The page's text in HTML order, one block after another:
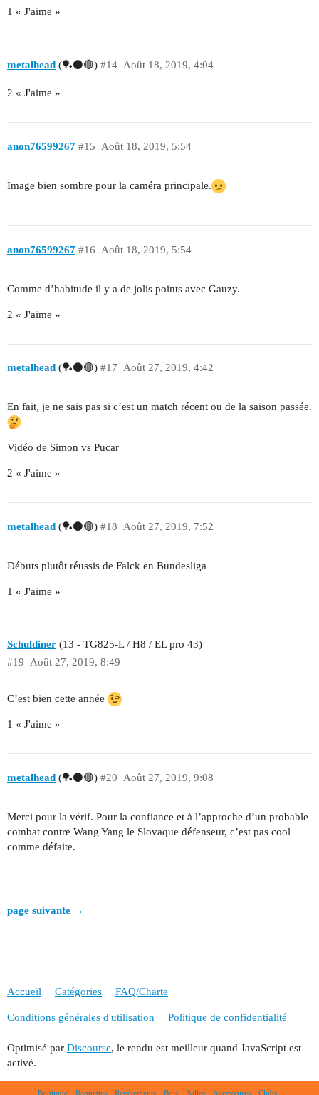
1 « J'aime »
metalhead (🏓⚫🔴) Août 18, 2019, 4:04
#14
2 « J'aime »
anon76599267 Août 18, 2019, 5:54
#15
Image bien sombre pour la caméra principale.
anon76599267 Août 18, 2019, 5:54
#16
Comme d’habitude il y a de jolis points avec Gauzy.
2 « J'aime »
metalhead (🏓⚫🔴) Août 27, 2019, 4:42
#17
En fait, je ne sais pas si c’est un match récent ou de la saison passée.
Vidéo de Simon vs Pucar
2 « J'aime »
metalhead (🏓⚫🔴) Août 27, 2019, 7:52
#18
Débuts plutôt réussis de Falck en Bundesliga
1 « J'aime »
Schuldiner (13 - TG825-L / H8 / EL pro 43)
Août 27, 2019, 8:49
#19
C’est bien cette année
1 « J'aime »
metalhead (🏓⚫🔴) Août 27, 2019, 9:08
#20
Merci pour la vérif. Pour la confiance et à l’approche d’un probable
combat contre Wang Yang le Slovaque défenseur, c’est pas cool
comme défaite.
page suivante →
Accueil Catégories FAQ/Charte
Conditions générales d'utilisation Politique de confidentialité
Optimisé par Discourse, le rendu est meilleur quand JavaScript est
activé.
Boutique Raquettes Revêtements Bois Balles Accessoires Clubs